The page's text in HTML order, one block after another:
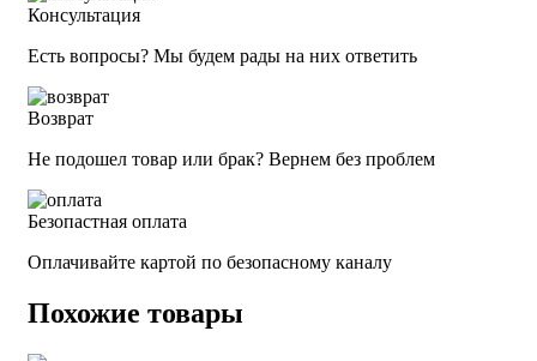
Консультация
Есть вопросы? Мы будем рады на них ответить
Возврат
Не подошел товар или брак? Вернем без проблем
Безопастная оплата
Оплачивайте картой по безопасному каналу
Похожие товары